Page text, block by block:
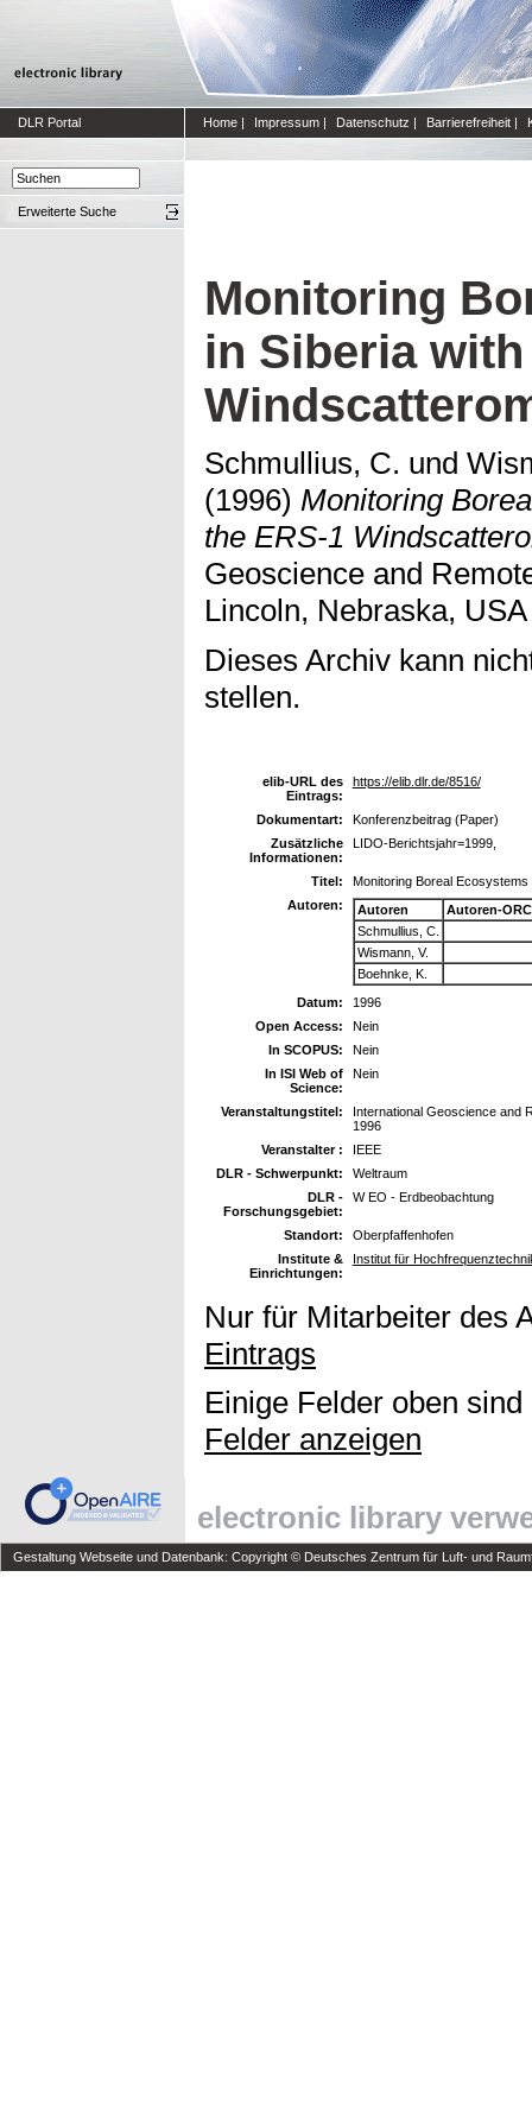
DLR Portal Home | Impressum | Datenschutz | Barrierefreiheit |
Erweiterte Suche
Monitoring
in Siberia with
Schmullius, C. und
(1996) Monitoring
the ERS-1
Geoscience and
Lincoln, Nebraska,
Dieses Archiv kann
stellen.
elib-URL des
Eintrags:
https://elib.dlr.de/8516/
Dokumentart:
Konferenzbeitrag (Paper)
Zusätzliche
Informationen:
LIDO-Berichtsjahr=1999,
Titel:
Monitoring Boreal
Autoren:
Autoren
Autoren-
Schmullius, C.
Wismann, V.
Boehnke, K.
Datum:
1996
Open Access:
Nein
In SCOPUS:
Nein
In ISI Web of
Science:
Nein
Veranstaltungstitel:
International Geoscience and
1996
Veranstalter :
IEEE
DLR - Schwerpunkt:
Weltraum
DLR -
Forschungsgebiet:
W EO - Erdbeobachtung
Standort:
Oberpfaffenhofen
Institute &
Einrichtungen:
Institut für
Nur für Mitarbeiter des
Eintrags
Einige Felder oben
Felder anzeigen
electronic library
Gestaltung Webseite und Datenbank: Copyright © Deutsches Zentrum für Luft- und